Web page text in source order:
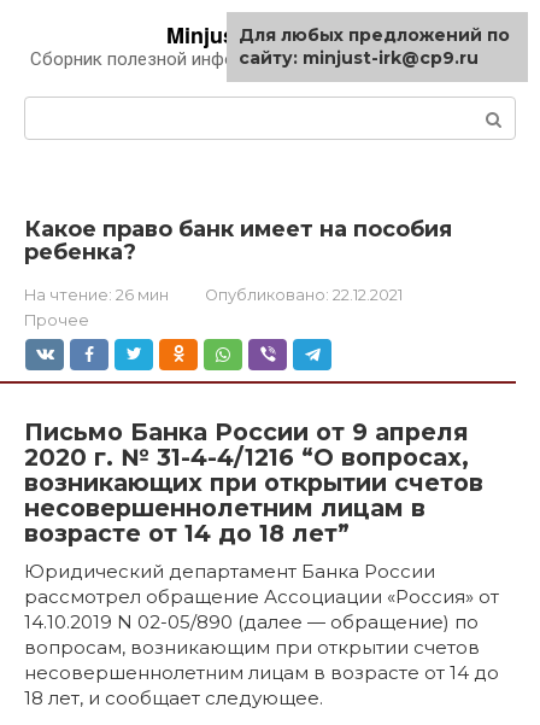
контенту
Minjust-irk.ru
Сборник полезной информации про автомобили
Какое право банк имеет на пособия
ребенка?
На чтение: 26 мин Опубликовано: 22.12.2021
Прочее
Письмо Банка России от 9 апреля
2020 г. № 31-4-4/1216 “О вопросах,
возникающих при открытии счетов
несовершеннолетним лицам в
возрасте от 14 до 18 лет”
Юридический департамент Банка России
рассмотрел обращение Ассоциации «Россия» от
14.10.2019 N 02-05/890 (далее — обращение) по
вопросам, возникающим при открытии счетов
несовершеннолетним лицам в возрасте от 14 до
18 лет, и сообщает следующее.
Для любых предложений по
сайту: minjust-irk@cp9.ru